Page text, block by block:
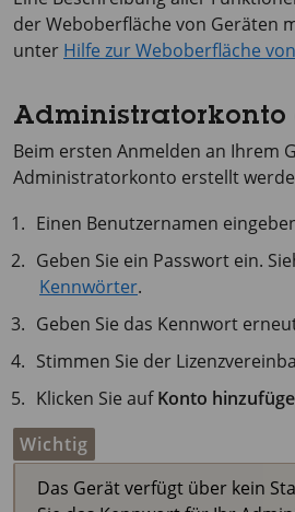
der Weboberfläche von Geräten
unter Hilfe zur Weboberfläche von
Administratorkonto
Beim ersten Anmelden an Ihrem
Administratorkonto erstellt
Einen Benutzernamen
Geben Sie ein Passwort ein.
Kennwörter.
Geben Sie das Kennwort
Stimmen Sie der
Klicken Sie aufKonto
Wichtig
Das Gerät verfügt über kein